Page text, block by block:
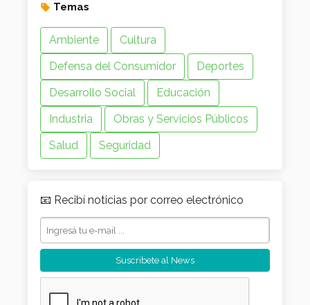
Temas
Ambiente
Cultura
Defensa del Consumidor
Deportes
Desarrollo Social
Educación
Industria
Obras y Servicios Públicos
Salud
Seguridad
📧 Recibí noticias por correo electrónico